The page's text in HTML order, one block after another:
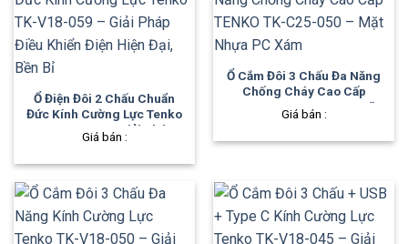
Ổ Điện Đôi 2 Chấu Chuẩn
Đức Kính Cường Lực Tenko
TK-V18-059 – Giải Pháp
Điều Khiển Điện Hiện Đại,
Giá bán :
Ổ Cắm Đôi 3 Chấu Đa Năng
Chống Cháy Cao Cấp
TENKO TK-C25-050 – Mặt
Nhựa PC Xám
Giá bán :